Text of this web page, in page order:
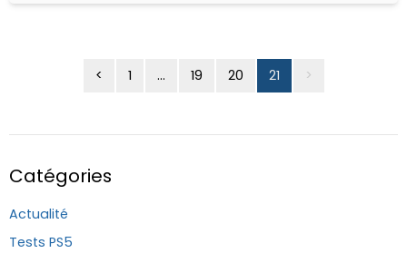
< 1 ... 19 20 21 >
Catégories
Actualité
Tests PS5